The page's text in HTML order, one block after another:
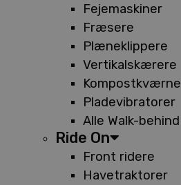
Fejemaskiner
Fræsere
Plæneklippere
Vertikalskærere
Kompostkværne
Pladevibratorer
Alle Walk-behind
Ride On
Front ridere
Havetraktorer